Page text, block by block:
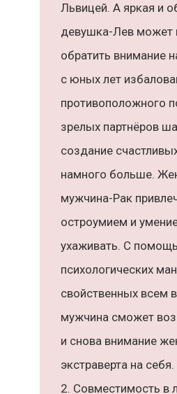
Львицей. А яркая и
девушка-Лев может
обратить внимание
с юных лет
противоположного
зрелых партнёров
создание
намного больше.
мужчина-Рак
остроумием и
ухаживать. С
психологических
свойственных всем
мужчина сможет
и снова внимание
экстраверта на себя.
Совместимость в